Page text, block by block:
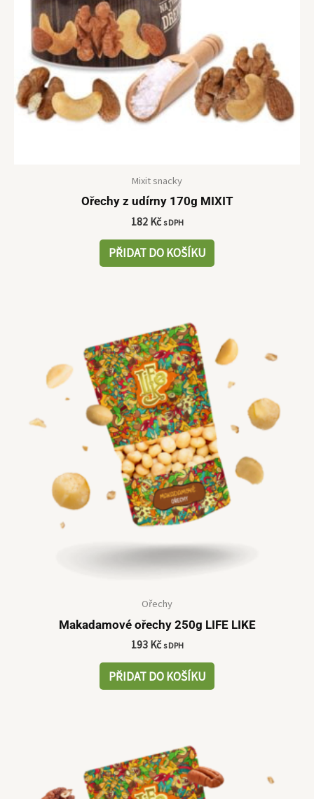
Mixit snacky
Ořechy z udírny 170g MIXIT
182 Kč s DPH
PŘIDAT DO KOŠÍKU
Ořechy
Makadamové ořechy 250g LIFE LIKE
193 Kč s DPH
PŘIDAT DO KOŠÍKU